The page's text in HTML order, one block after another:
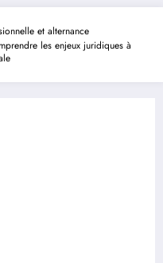
et alternance
les enjeux juridiques à